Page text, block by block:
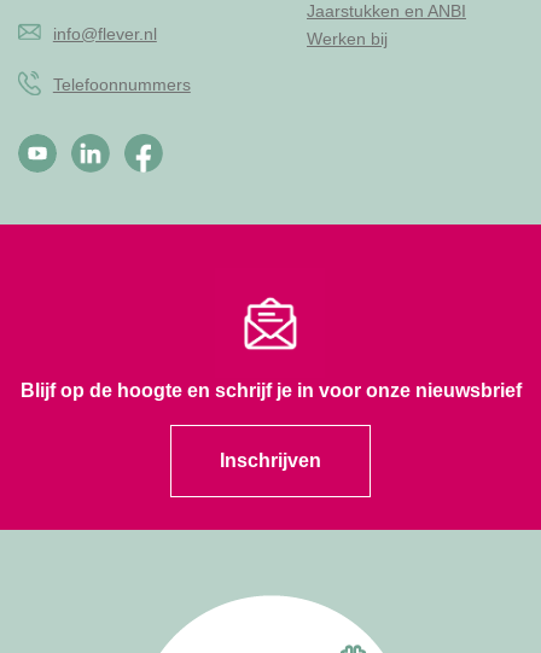
info@flever.nl
Telefoonnummers
Jaarstukken en ANBI
Werken bij
Blijf op de hoogte en schrijf je in voor onze nieuwsbrief
Inschrijven